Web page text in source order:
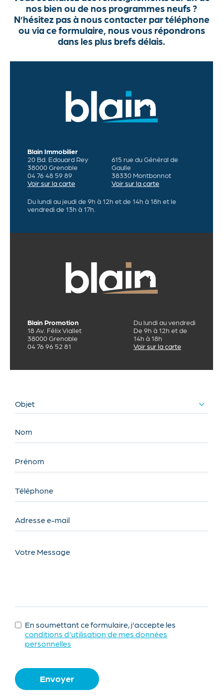
Actualités
Contact
nos bien ou de nos programmes neufs ?
N’hésitez pas à nous contacter par téléphone
ou via ce formulaire, nous vous répondrons
dans les plus brefs délais.
Blain Immobilier
20 Bd. Edouard Rey
38000 Grenoble
04 76 48 59 89
Voir sur la carte
615 rue du Général de
Gaulle
38330 Montbonnot
Voir sur la carte
Du lundi au jeudi de 9h à 12h et de 14h à 18h et le
vendredi de 13h à 17h.
Blain Promotion
18 Av. Félix Viallet
38000 Grenoble
04 76 96 52 81
Du lundi au vendredi
De 9h à 12h et de
14h à 18h
Voir sur la carte
En soumettant ce formulaire, j'accepte les
conditions d'utilisation de mes données
personnelles
Envoyer